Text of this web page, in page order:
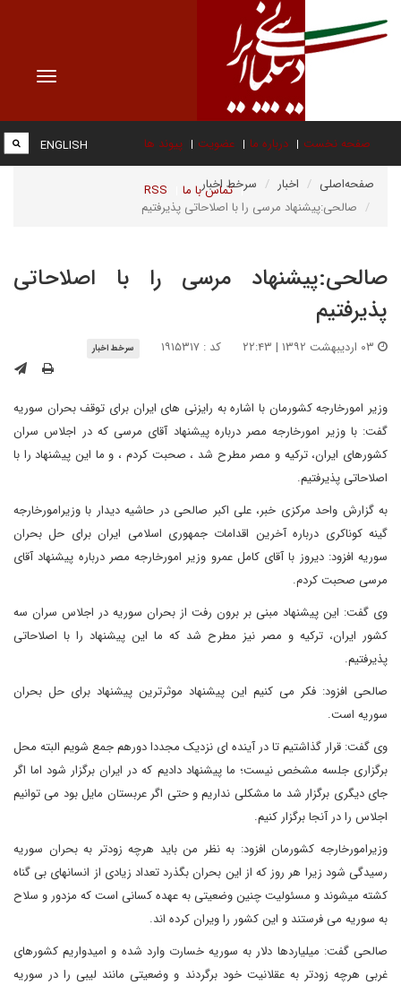
Toggle
صفحه نخست درباره ما عضویت پیوند ها
تماس با ما RSS
ENGLISH
صفحه‌اصلی اخبار
سرخط اخبار
صالحی:پیشنهاد مرسی را با اصلاحاتی پذیرفتیم
صالحی:پیشنهاد مرسی را با اصلاحاتی
پذیرفتیم
کد : ۱۹۱۵۳۱۷ سرخط اخبار
وزیر امورخارجه کشورمان با اشاره به رایزنی های ایران برای توقف بحران سوریه
گفت: با وزیر امورخارجه مصر درباره پیشنهاد آقای مرسی که در اجلاس سران
کشورهای ایران، ترکیه و مصر مطرح شد ، صحبت کردم ، و ما این پیشنهاد را با
اصلاحاتی پذیرفتیم.
به گزارش واحد مرکزی خبر، علی اکبر صالحی در حاشیه دیدار با وزیرامورخارجه
گینه کوناکری درباره آخرین اقدامات جمهوری اسلامی ایران برای حل بحران
سوریه افزود: دیروز با آقای کامل عمرو وزیر امورخارجه مصر درباره پیشنهاد آقای
مرسی صحبت کردم.
وی گفت: این پیشنهاد مبنی بر برون رفت از بحران سوریه در اجلاس سران سه
کشور ایران، ترکیه و مصر نیز مطرح شد که ما این پیشنهاد را با اصلاحاتی
پذیرفتیم.
صالحی افزود: فکر می کنیم این پیشنهاد موثرترین پیشنهاد برای حل بحران
سوریه است.
وی گفت: قرار گذاشتیم تا در آینده ای نزدیک مجددا دورهم جمع شویم البته محل
برگزاری جلسه مشخص نیست؛ ما پیشنهاد دادیم که در ایران برگزار شود اما اگر
جای دیگری برگزار شد ما مشکلی نداریم و حتی اگر عربستان مایل بود می توانیم
اجلاس را در آنجا برگزار کنیم.
وزیرامورخارجه کشورمان افزود: به نظر من باید هرچه زودتر به بحران سوریه
رسیدگی شود زیرا هر روز که از این بحران بگذرد تعداد زیادی از انسانهای بی گناه
کشته میشوند و مسئولیت چنین وضعیتی به عهده کسانی است که مزدور و سلاح
به سوریه می فرستند و این کشور را ویران کرده اند.
صالحی گفت: میلیاردها دلار به سوریه خسارت وارد شده و امیدواریم کشورهای
غربی هرچه زودتر به عقلانیت خود برگردند و وضعیتی مانند لیبی را در سوریه